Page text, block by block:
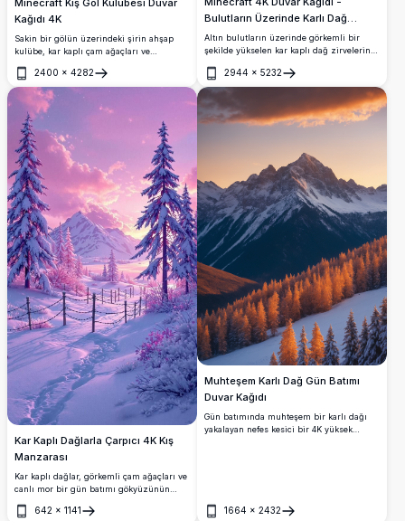
Minecraft Kış Göl Kulübesi Duvar
Kağıdı 4K
Sakin bir gölün üzerindeki şirin ahşap
kulübe, kar kaplı çam ağaçları ve
muhteşem dağlarla çevrili nefes kesen bir
Minecraft kış manzarası, etkileyici 4K
çözünürlükte.
2400 × 4282
Aç
Bulutların Üzerinde Karlı Dağ
Zirveleri
Altın bulutların üzerinde görkemli bir
şekilde yükselen kar kaplı dağ zirvelerini
duvar kağıdı ile nefes kesen yükseklikleri
deneyimleyin. Yüksek çözünürlüklü
sahne, sıcak güneş ışığında yıkanan
dramatik kayalıkları ve bozulmamış karlı
araziyi yakalayarak epik bir alp macerası
2944 × 5232
Aç
Kar Kaplı Dağlarla Çarpıcı 4K Kış
Manzarası
Kar kaplı dağlar, görkemli çam ağaçları ve
canlı mor bir gün batımı gökyüzünün
yüksek çözünürlüklü kış manzarasının
642 × 1141
Aç
Muhteşem Karlı Dağ Gün Batımı
Duvar Kağıdı
Gün batımında muhteşem bir karlı dağı
yakalayan nefes kesici bir 4K yüksek
severler için mükemmel olan bu çarpıcı
manzara görüntüsü, dağların huzurlu
1664 × 2432
Aç